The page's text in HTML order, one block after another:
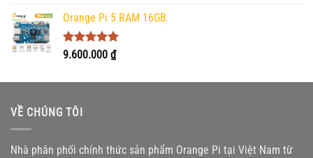
5 sao
Orange Pi 5 RAM 16GB
Được xếp
9.600.000 ₫
VỀ CHÚNG TÔI
Nhà phân phối chính thức sản phẩm Orange Pi tại Việt Nam từ